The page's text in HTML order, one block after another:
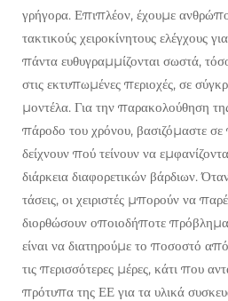
γρήγορα. Επιπλέον, έχουμε
τακτικούς χειροκίνητους ελέγχους
πάντα ευθυγραμμίζονται σωστά,
στις εκτυπωμένες περιοχές, σε
μοντέλα. Για την παρακολούθηση
πάροδο του χρόνου, βασιζόμαστε
δείχνουν πού τείνουν να
διάρκεια διαφορετικών βάρδιων.
τάσεις, οι χειριστές μπορούν να
διορθώσουν οποιοδήποτε
είναι να διατηρούμε το ποσοστό
τις περισσότερες μέρες, κάτι που
πρότυπα της ΕΕ για τα υλικά